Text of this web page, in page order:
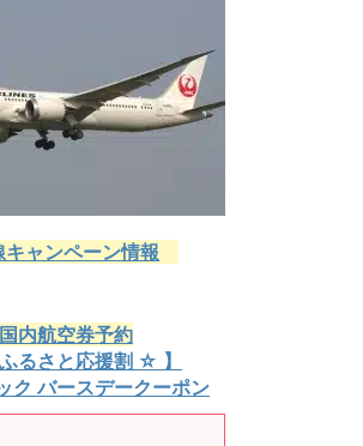
ャンペーン情報
内航空券予約
るさと応援割 ☆ 】
ク バースデークーポン